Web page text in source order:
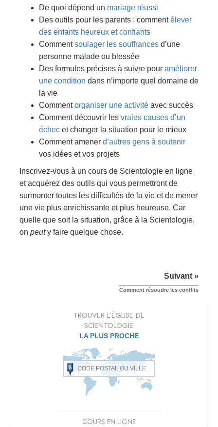
De quoi dépend un mariage réussi
Des outils pour les parents : commentélever
des enfants heureux et confiants
Commentsoulager les souffrances d’une
personne malade ou blessée
Des formules précises à suivre pour améliorer
une condition dans n’importe quel domaine de
la vie
Commentorganiser une activité avec succès
Comment découvrir les vraies causes d’un
échec et changer la situation pour le mieux
Comment amener d’autres gens à soutenir
vos idées et vos projets
Inscrivez-vous à un cours de Scientologie en ligne
et acquérez des outils qui vous permettront de
surmonter toutes les difficultés de la vie et de mener
une vie plus enrichissante et plus heureuse. Car
quelle que soit la situation, grâce à la Scientologie,
on peuty faire quelque chose.
Suivant »
Comment résoudre les conflits
TROUVER L’ÉGLISE DE
SCIENTOLOGIE
LA PLUS PROCHE
COURS EN LIGNE